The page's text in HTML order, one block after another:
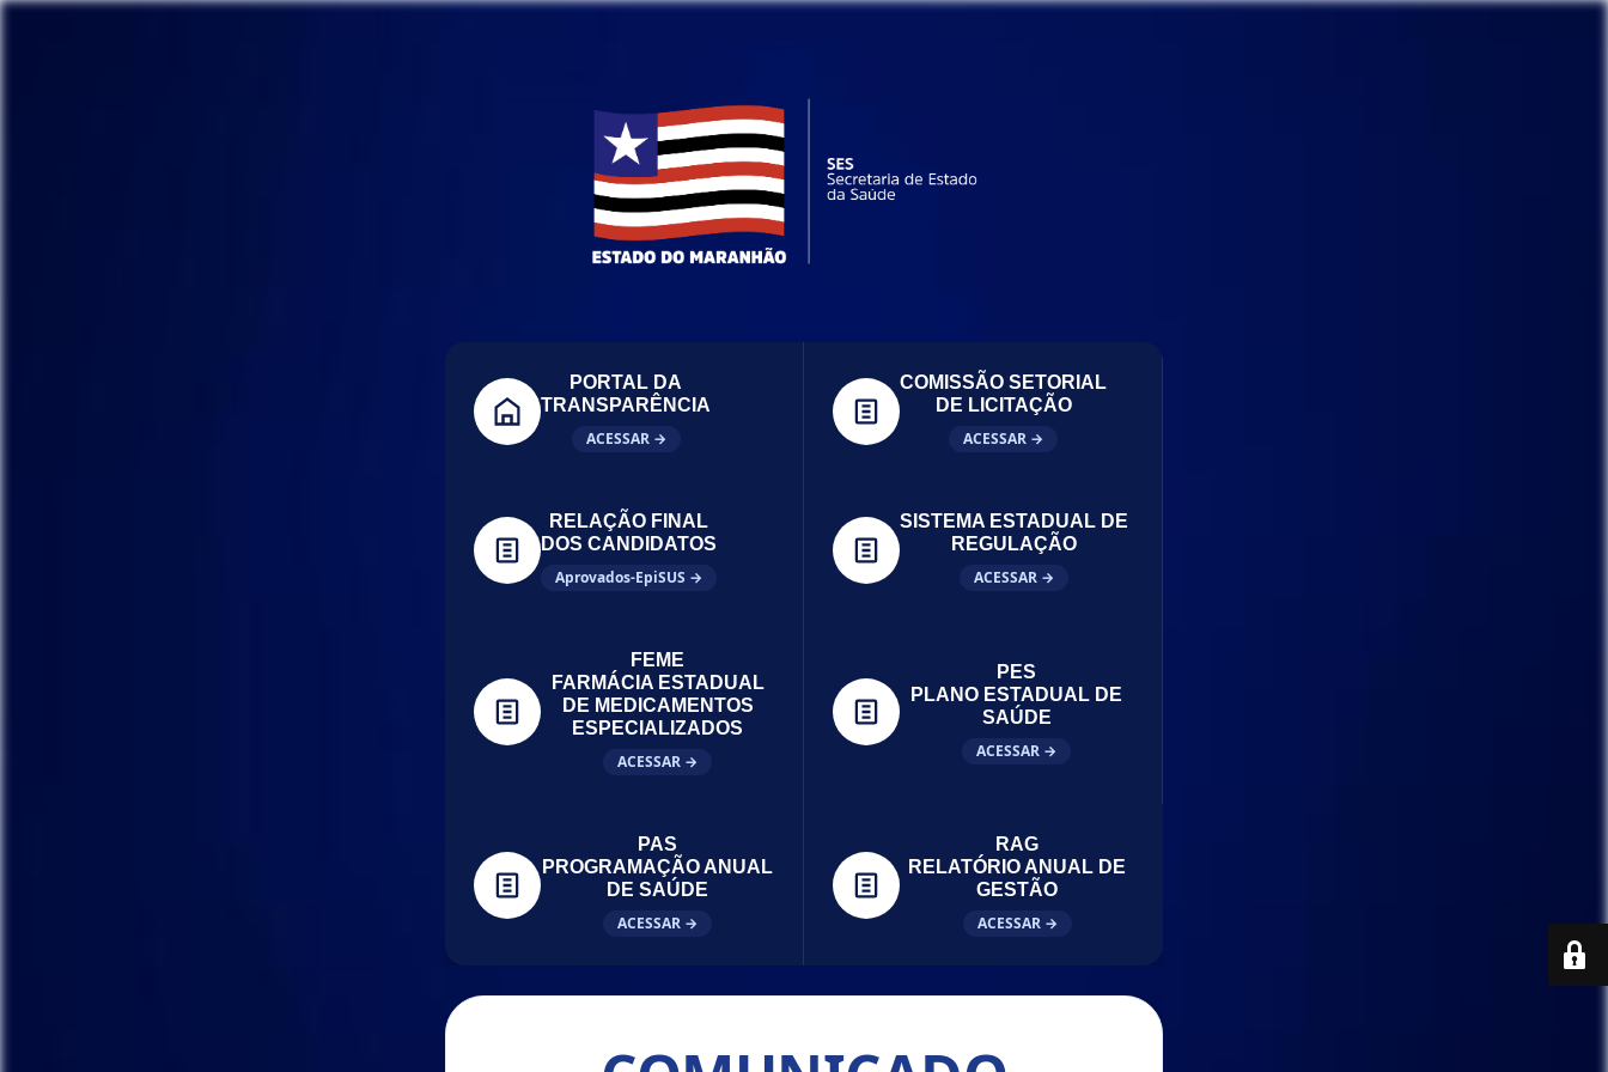
PORTAL DA
TRANSPARÊNCIA
ACESSAR →
COMISSÃO SETORIAL
DE LICITAÇÃO
ACESSAR →
RELAÇÃO FINAL
DOS CANDIDATOS
Aprovados-EpiSUS →
SISTEMA ESTADUAL DE
REGULAÇÃO
ACESSAR →
FEME
FARMÁCIA ESTADUAL
DE MEDICAMENTOS
ESPECIALIZADOS
ACESSAR →
PES
PLANO ESTADUAL DE
SAÚDE
ACESSAR →
PAS
PROGRAMAÇÃO ANUAL
DE SAÚDE
ACESSAR →
RAG
RELATÓRIO ANUAL DE
GESTÃO
ACESSAR →